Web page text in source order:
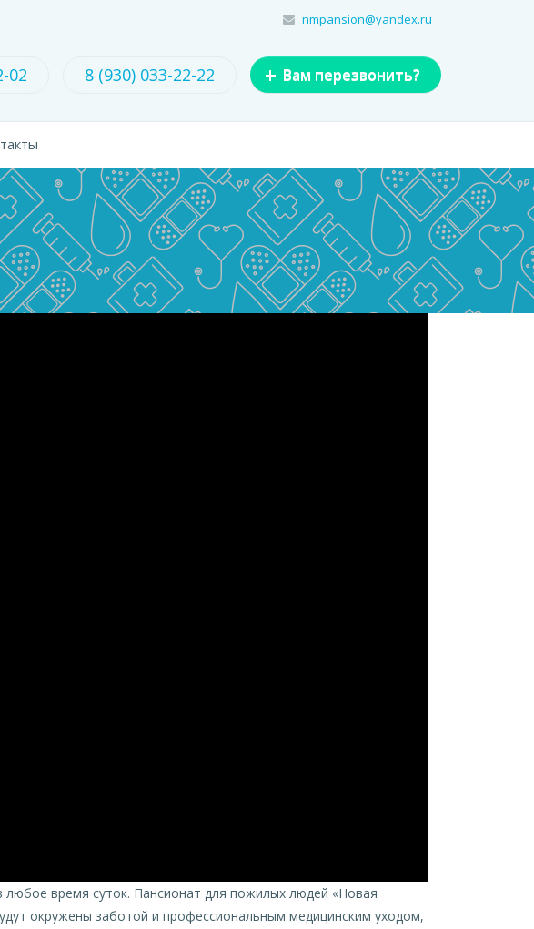
nmpansion@yandex.ru
+ Вам перезвонить?
8 (930) 033-22-22
02
время суток. Пансионат для пожилых людей «Новая
окружены заботой и профессиональным медицинским уходом,